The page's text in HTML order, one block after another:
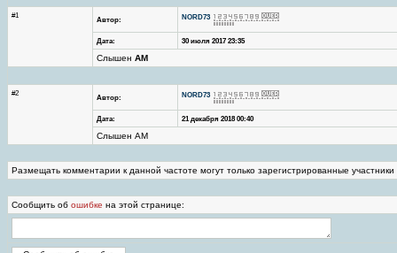
#1 Автор: NORD73
Дата: 30 июля 2017 23:35
Слышен AM
#2 Автор: NORD73
Дата: 21 декабря 2018 00:40
Слышен AM
Размещать комментарии к данной частоте могут только зарегистрированные
Сообщить об ошибке на этой странице: